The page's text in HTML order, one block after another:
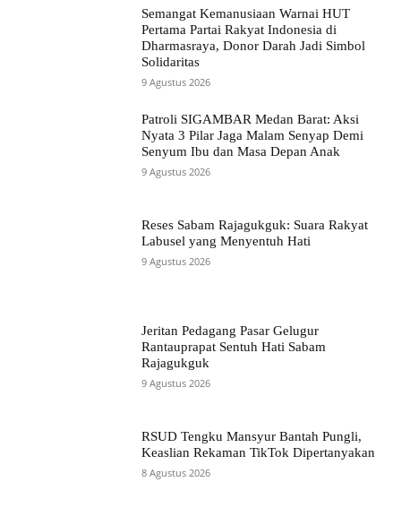
Semangat Kemanusiaan Warnai HUT
Pertama Partai Rakyat Indonesia di
Dharmasraya, Donor Darah Jadi Simbol
Solidaritas
9 Agustus 2026
Patroli SIGAMBAR Medan Barat: Aksi
Nyata 3 Pilar Jaga Malam Senyap Demi
Senyum Ibu dan Masa Depan Anak
9 Agustus 2026
Reses Sabam Rajagukguk: Suara Rakyat
Labusel yang Menyentuh Hati
9 Agustus 2026
Jeritan Pedagang Pasar Gelugur
Rantauprapat Sentuh Hati Sabam
Rajagukguk
9 Agustus 2026
RSUD Tengku Mansyur Bantah Pungli,
Keaslian Rekaman TikTok Dipertanyakan
8 Agustus 2026